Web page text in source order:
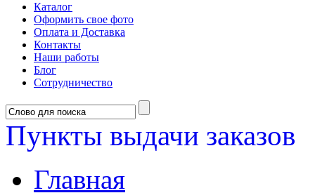
Каталог
Оформить свое фото
Оплата и Доставка
Контакты
Наши работы
Блог
Сотрудничество
Пункты выдачи заказов
Главная